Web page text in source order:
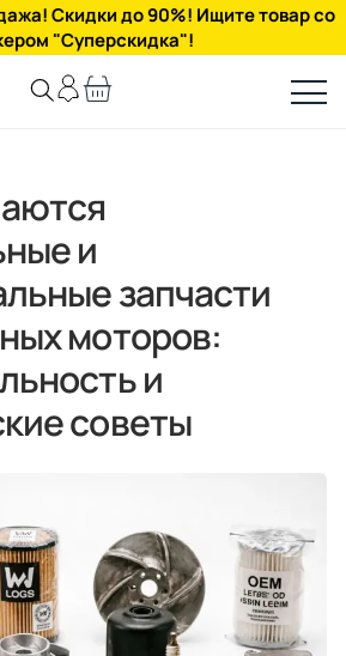
Скидки до 90%! Ищите товар со
"Суперскидка"!
и
запчасти
моторов:
и
советы